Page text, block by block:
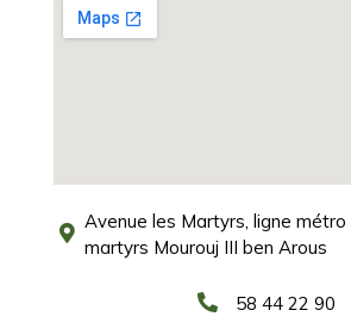
Avenue les Martyrs, ligne
martyrs Mourouj III ben Arous
58 44 22 90